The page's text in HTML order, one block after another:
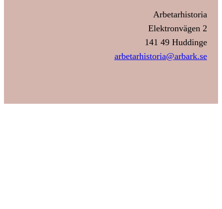
Arbetarhistoria
Elektronvägen 2
141 49 Huddinge
arbetarhistoria@arbark.se